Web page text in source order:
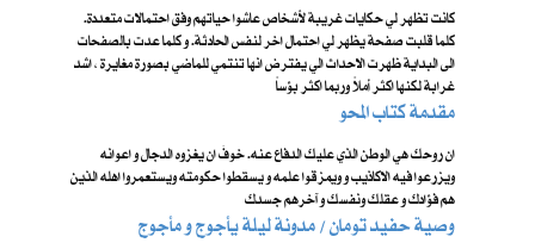
كانت تظهر لي حكايات غريبة لأشخاص عاشوا حياتهم وفق احتمالات متعددة.
كلما قلبت صفحة يظهر لي احتمال اخر لنفس الحادثة. و كلما عدت بالصفحات
الى البداية ظهرت الاحداث الي يفترض انها تنتمي للماضي بصورة مغايرة ، اشد
غرابة لكنها اكثر أملاً وربما اكثر بؤساً
مقدمة كتاب المحو
ان روحك هي الوطن الذي عليك الدفاع عنه. خوفَ ان يغزوه الدجال و اعوانه
ويزرعوا فيه الاكاذيب و ويمزقوا علمه و يسقطوا حكومته ويستعمروا اهله الذين
هم فؤادك و عقلك ونفسك و آخرهم جسدك
​ وصية حفيد تومان / مدونة ليلة يأجوج و مأجوج